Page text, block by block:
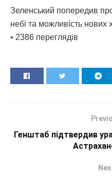
Зеленський попередив
небі та можливість
• 2386 переглядiв
Генштаб підтвердив